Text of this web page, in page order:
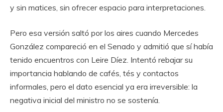
y sin matices, sin ofrecer espacio para interpretaciones.
Pero esa versión saltó por los aires cuando Mercedes
González compareció en el Senado y admitió que sí había
tenido encuentros con Leire Díez. Intentó rebajar su
importancia hablando de cafés, tés y contactos
informales, pero el dato esencial ya era irreversible: la
negativa inicial del ministro no se sostenía.